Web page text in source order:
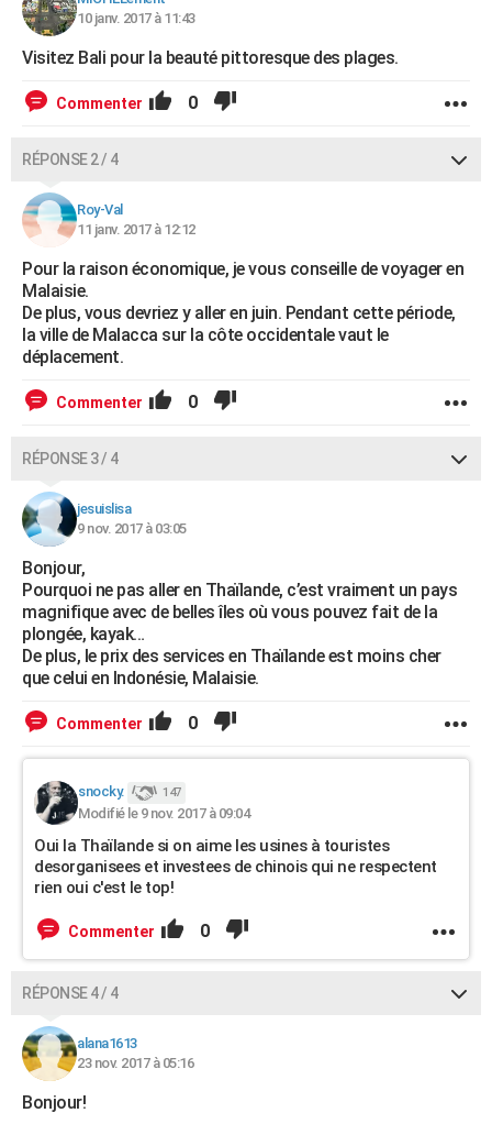
10 janv. 2017 à 11:43
Visitez Bali pour la beauté pittoresque des plages.
Commenter 0
RÉPONSE 2 / 4
Roy-Val
11 janv. 2017 à 12:12
Pour la raison économique, je vous conseille de voyager en
Malaisie.
De plus, vous devriez y aller en juin. Pendant cette période,
la ville de Malacca sur la côte occidentale vaut le
déplacement.
Commenter 0
RÉPONSE 3 / 4
jesuislisa
9 nov. 2017 à 03:05
Bonjour,
Pourquoi ne pas aller en Thaïlande, c’est vraiment un pays
magnifique avec de belles îles où vous pouvez fait de la
plongée, kayak…
De plus, le prix des services en Thaïlande est moins cher
que celui en Indonésie, Malaisie.
Commenter 0
snocky. 147
Modifié le 9 nov. 2017 à 09:04
Oui la Thaïlande si on aime les usines à touristes
desorganisees et investees de chinois qui ne respectent
rien oui c'est le top!
Commenter 0
RÉPONSE 4 / 4
alana1613
23 nov. 2017 à 05:16
Bonjour!